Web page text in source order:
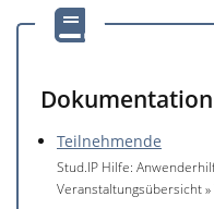
Dokumentation
Teilnehmende
Stud.IP Hilfe:
Veranstaltungsübersicht